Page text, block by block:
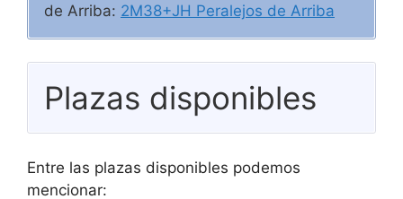
de Arriba: 2M38+JH Peralejos de Arriba
Plazas disponibles
Entre las plazas disponibles podemos
mencionar: